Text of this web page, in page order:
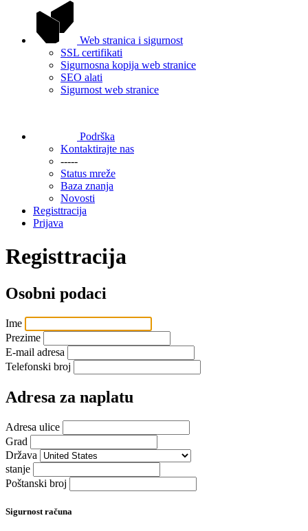
Web stranica i sigurnost
SSL certifikati
Sigurnosna kopija web stranice
SEO alati
Sigurnost web stranice
Podrška
Kontaktirajte nas
-----
Status mreže
Baza znanja
Novosti
Registtracija
Prijava
Registtracija
Osobni podaci
Ime
Prezime
E-mail adresa
Telefonski broj
Adresa za naplatu
Adresa ulice
Grad
Država
stanje
Poštanski broj
Sigurnost računa